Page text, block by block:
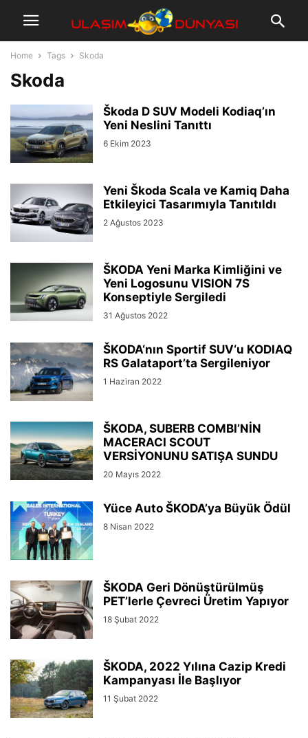
Home Tags Skoda
Skoda
Škoda D SUV Modeli Kodiaq’ın
Yeni Neslini Tanıttı
6 Ekim 2023
Yeni Škoda Scala ve Kamiq Daha
Etkileyici Tasarımıyla Tanıtıldı
2 Ağustos 2023
ŠKODA Yeni Marka Kimliğini ve
Yeni Logosunu VISION 7S
Konseptiyle Sergiledi
31 Ağustos 2022
ŠKODA‘nın Sportif SUV‘u KODIAQ
RS Galataport’ta Sergileniyor
1 Haziran 2022
ŠKODA, SUBERB COMBI’NİN
MACERACI SCOUT
VERSİYONUNU SATIŞA SUNDU
20 Mayıs 2022
Yüce Auto ŠKODA’ya Büyük Ödül
8 Nisan 2022
ŠKODA Geri Dönüştürülmüş
PET’lerle Çevreci Üretim Yapıyor
18 Şubat 2022
ŠKODA, 2022 Yılına Cazip Kredi
Kampanyası İle Başlıyor
11 Şubat 2022